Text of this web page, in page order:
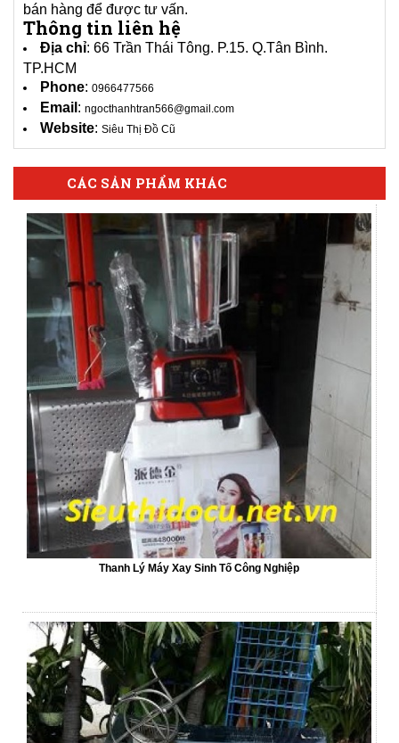
bán hàng để được tư vấn.
Thông tin liên hệ
Địa chỉ: 66 Trần Thái Tông. P.15. Q.Tân Bình.
TP.HCM
Phone: 0966477566
Email : ngocthanhtran566@gmail.com
Website: Siêu Thị Đồ Cũ
CÁC SẢN PHẨM KHÁC
Thanh Lý Máy Xay Sinh Tố Công Nghiệp